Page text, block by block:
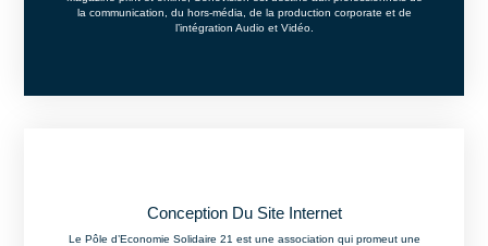
la communication, du hors-média, de la production corporate et de
l’intégration Audio et Vidéo.
Conception Du Site Internet
Le Pôle d’Economie Solidaire 21 est une association qui promeut une